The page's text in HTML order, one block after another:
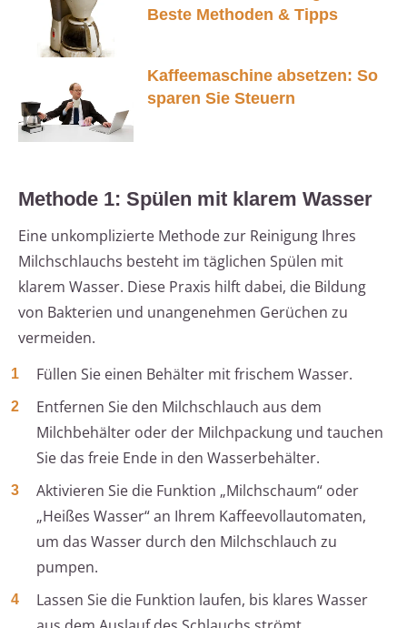
Beste Methoden & Tipps
Kaffeemaschine absetzen: So
sparen Sie Steuern
Methode 1: Spülen mit klarem Wasser
Eine unkomplizierte Methode zur Reinigung Ihres
Milchschlauchs besteht im täglichen Spülen mit
klarem Wasser. Diese Praxis hilft dabei, die Bildung
von Bakterien und unangenehmen Gerüchen zu
vermeiden.
Füllen Sie einen Behälter mit frischem Wasser.
Entfernen Sie den Milchschlauch aus dem
Milchbehälter oder der Milchpackung und tauchen
Sie das freie Ende in den Wasserbehälter.
Aktivieren Sie die Funktion „Milchschaum“ oder
„Heißes Wasser“ an Ihrem Kaffeevollautomaten,
um das Wasser durch den Milchschlauch zu
pumpen.
Lassen Sie die Funktion laufen, bis klares Wasser